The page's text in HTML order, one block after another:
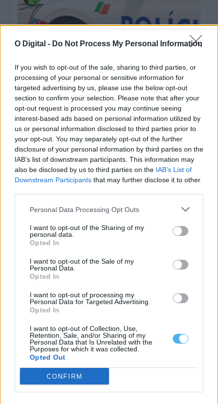
O Digital - Do Not Process My Personal Information
If you wish to opt-out of the sale, sharing to third parties, or
processing of your personal or sensitive information for
targeted advertising by us, please use the below opt-out
section to confirm your selection. Please note that after your
opt-out request is processed you may continue seeing
interest-based ads based on personal information utilized by
us or personal information disclosed to third parties prior to
your opt-out. You may separately opt-out of the further
disclosure of your personal information by third parties on the
IAB’s list of downstream participants. This information may
also be disclosed by us to third parties on the IAB’s List of
Downstream Participants that may further disclose it to other
Personal Data Processing Opt Outs
I want to opt-out of the Sharing of my
personal data.
Opted In
I want to opt-out of the Sale of my
Personal Data.
Opted In
I want to opt-out of processing my
Personal Data for Targeted Advertising.
Opted In
I want to opt-out of Collection, Use,
Retention, Sale, and/or Sharing of my
Personal Data that Is Unrelated with the
Purposes for which it was collected.
Opted Out
CONFIRM
PSP deteve três pessoas e registou 60 infrações rodoviárias no
distrito de Beja
O Comando Distrital de Beja da Polícia de Segurança Pública
deteve três pessoas entre...
3 Agosto, 2026 - 12:56
(atualização) Despiste na EN18 entre Azaruja e Évora provoca
Um despiste de uma viatura ligeira de passageiros provocou, na
noite desta quarta-feira, sete...
29 Julho, 2026 - 23:26